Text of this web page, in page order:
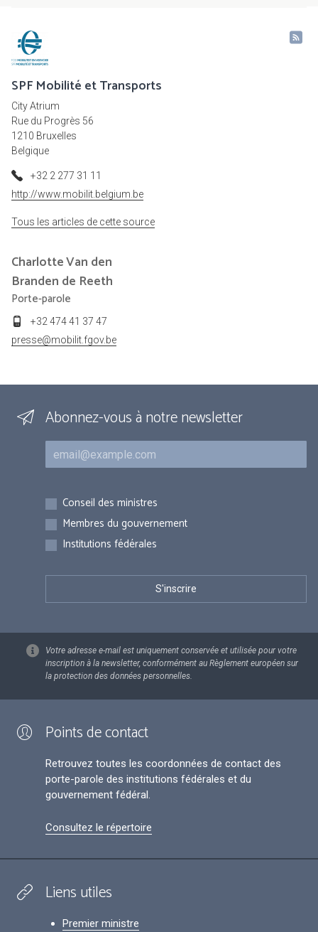
SPF Mobilité et Transports
City Atrium
Rue du Progrès 56
1210 Bruxelles
Belgique
+32 2 277 31 11
http://www.mobilit.belgium.be
Tous les articles de cette source
CharlotteVan den
Branden de Reeth
Porte-parole
+32 474 41 37 47
presse@mobilit.fgov.be
Abonnez-vous à notre newsletter
Courriel
Inscriptions
Conseil des ministres
Membres du gouvernement
Institutions fédérales
Votre adresse e-mail est uniquement conservée et utilisée pour votre
inscription à la newsletter, conformément au Règlement européen sur
la protection des données personnelles.
Points de contact
Retrouvez toutes les coordonnées de contact des
porte-parole des institutions fédérales et du
gouvernement fédéral.
Consultez le répertoire
Liens utiles
Premier ministre